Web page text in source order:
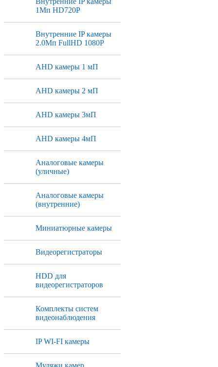
1Мп HD720P
Внутренние IP камеры
2.0Мп FullHD 1080P
AHD камеры 1 мП
AHD камеры 2 мП
AHD камеры 3мП
AHD камеры 4мП
Аналоговые камеры
(уличные)
Аналоговые камеры
(внутренние)
Миниатюрные камеры
Видеорегистраторы
HDD для
видеорегистраторов
Комплекты систем
видеонаблюдения
IP WI-FI камеры
Муляжи камер